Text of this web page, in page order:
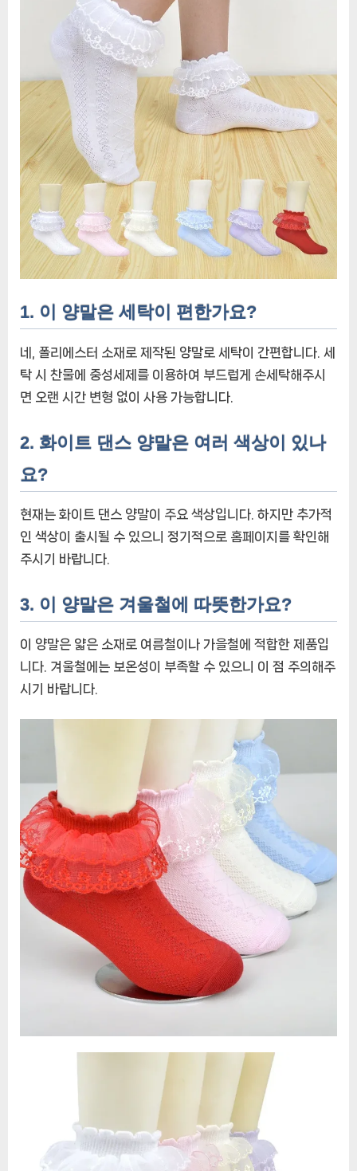
1. 이 양말은 세탁이 편한가요?
네, 폴리에스터 소재로 제작된 양말로 세탁이 간편합니다. 세
탁 시 찬물에 중성세제를 이용하여 부드럽게 손세탁해주시
면 오랜 시간 변형 없이 사용 가능합니다.
2. 화이트 댄스 양말은 여러 색상이 있나
요?
현재는 화이트 댄스 양말이 주요 색상입니다. 하지만 추가적
인 색상이 출시될 수 있으니 정기적으로 홈페이지를 확인해
주시기 바랍니다.
3. 이 양말은 겨울철에 따뜻한가요?
이 양말은 얇은 소재로 여름철이나 가을철에 적합한 제품입
니다. 겨울철에는 보온성이 부족할 수 있으니 이 점 주의해주
시기 바랍니다.